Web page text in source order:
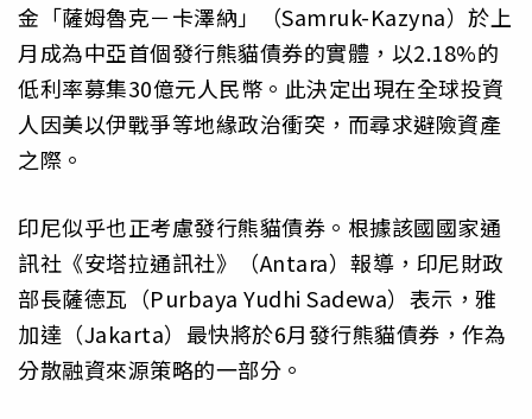
金「薩姆魯克－卡澤納」（Samruk-Kazyna）於上
月成為中亞首個發行熊貓債券的實體，以2.18%的
低利率募集30億元人民幣。此決定出現在全球投資
人因美以伊戰爭等地緣政治衝突，而尋求避險資產
之際。
印尼似乎也正考慮發行熊貓債券。根據該國國家通
訊社《安塔拉通訊社》（Antara）報導，印尼財政
部長薩德瓦（Purbaya Yudhi Sadewa）表示，雅
加達（Jakarta）最快將於6月發行熊貓債券，作為
分散融資來源策略的一部分。